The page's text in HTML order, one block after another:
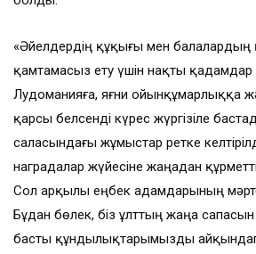
«Әйелдердің құқығы мен балалардың
қамтамасыз ету үшін нақты
Лудоманияға, яғни ойынқұмарлыққа
қарсы белсенді күрес жүргізіле
саласындағы жұмыстар ретке
наградалар жүйесіне жаңадан құрметті
Сол арқылы еңбек адамдарының
Бұдан бөлек, біз ұлттың жаңа
басты құндылықтарымызды